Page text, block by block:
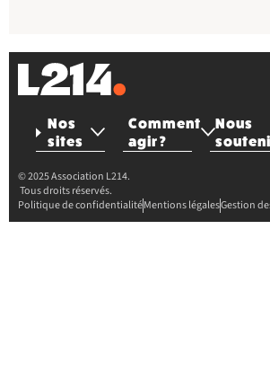
Nos
sites
Comment
agir ?
Nous
© 2025 Association L214.
Tous droits réservés.
Politique de confidentialitéMentions légalesGestion